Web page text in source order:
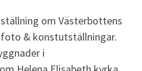
om Västerbottens
& konstutställningar.
i